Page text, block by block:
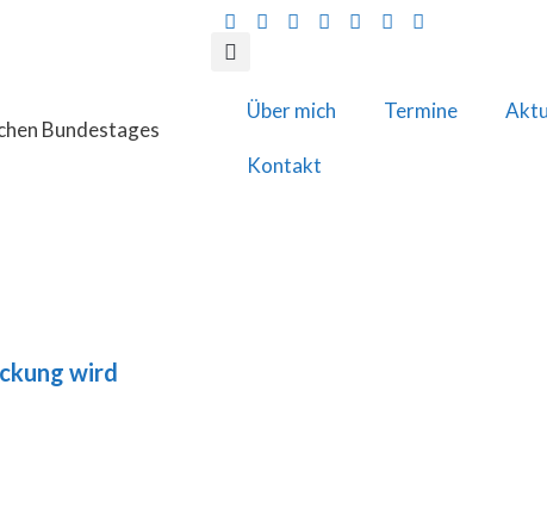
Bundestages
Über mich Termine
Kontakt
wird